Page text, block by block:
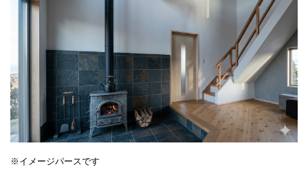
※イメージパースです